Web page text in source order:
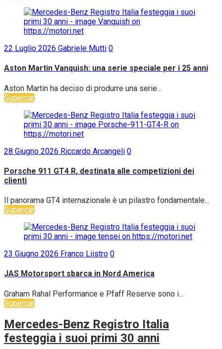
22 Luglio 2026 Gabriele Mutti 0
Aston Martin Vanquish: una serie speciale per i 25 anni
Aston Martin ha deciso di produrre una serie...
Supercar
28 Giugno 2026 Riccardo Arcangeli 0
Porsche 911 GT4 R, destinata alle competizioni dei
clienti
Il panorama GT4 internazionale è un pilastro fondamentale...
Supercar
23 Giugno 2026 Franco Liistro 0
JAS Motorsport sbarca in Nord America
Graham Rahal Performance e Pfaff Reserve sono i...
Supercar
Mercedes-Benz Registro Italia
festeggia i suoi primi 30 anni